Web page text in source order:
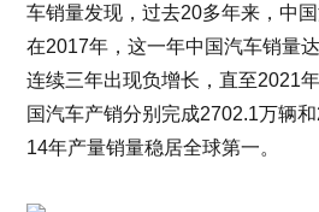
车销量发现，过去20多年来，中
在2017年，这一年中国汽车销量
连续三年出现负增长，直至2021
国汽车产销分别完成2702.1万辆
14年产量销量稳居全球第一。